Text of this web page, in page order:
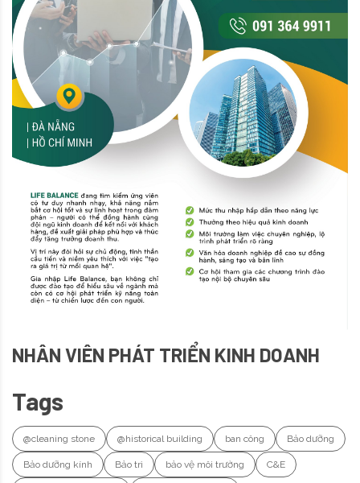
NHÂN VIÊN PHÁT TRIỂN KINH DOANH
Tags
@cleaning stone @historical building ban công Bảo dưỡng
Bảo dưỡng kính Bảo trì bảo vệ môi trường C&E